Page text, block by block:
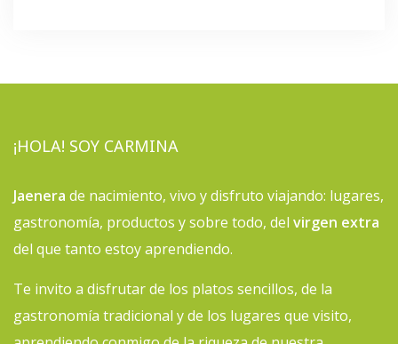
¡HOLA! SOY CARMINA
Jaenera de nacimiento, vivo y disfruto viajando: lugares,
gastronomía, productos y sobre todo, del virgen extra
del que tanto estoy aprendiendo.
Te invito a disfrutar de los platos sencillos, de la
gastronomía tradicional y de los lugares que visito,